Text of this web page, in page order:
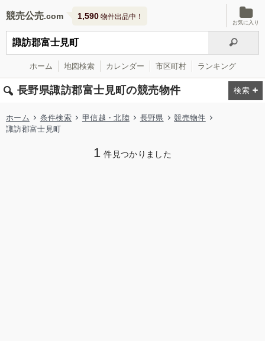
競売公売 1,590 物件出品中！
お気に入り
ホーム 地図検索 カレンダー 市区町村 ランキング
長野県諏訪郡富士見町の競売物件
ホーム 条件検索 甲信越・北陸 長野県
競売物件
諏訪郡富士見町
1 件見つかりました